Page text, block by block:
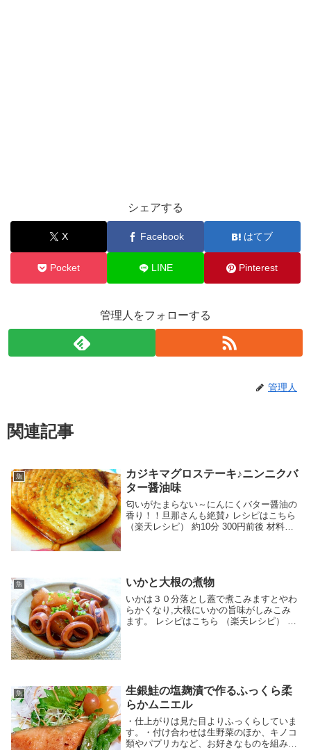
シェアする
X Facebook はてブ
Pocket LINE Pinterest
管理人をフォローする
管理人
関連記事
魚
カジキマグロステーキ♪ニンニクバ
ター醤油味
匂いがたまらない～にんにくバター醤油の
香り！！旦那さんも絶賛♪ レシピはこちら
（楽天レシピ） 約10分 300円前後 材料カ
魚 いかと大根の煮物
いかは３０分落とし蓋で煮こみますとやわ
らかくなり,大根にいかの旨味がしみこみ
ます。 レシピはこちら （楽天レシピ） 指
魚
生銀鮭の塩麹漬で作るふっくら柔
らかムニエル
・仕上がりは見た目よりふっくらしていま
す。・付け合わせは生野菜のほか、キノコ
類やパプリカなど、お好きなものを組み合